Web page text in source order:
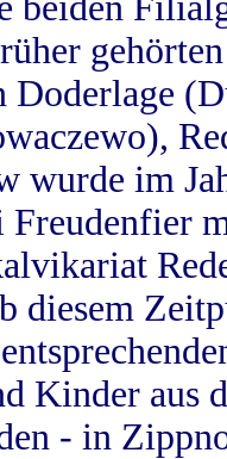
Doderlage
wurde im
Freudenfier
diesem
Kinder aus
- in